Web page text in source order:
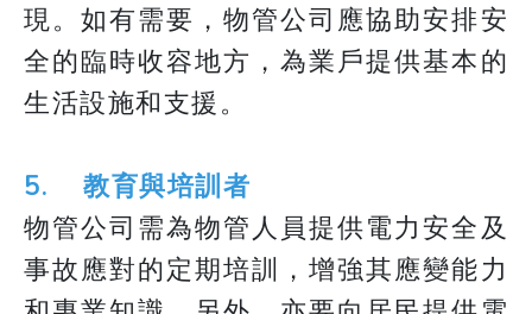
現。如有需要，物管公司應協助安排安
全的臨時收容地方，為業戶提供基本的
生活設施和支援。
5. 教育與培訓者
物管公司需為物管人員提供電力安全及
事故應對的定期培訓，增強其應變能力